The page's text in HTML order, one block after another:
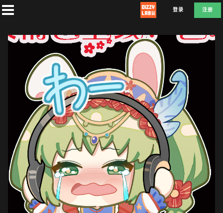
登录 注册
兑
换